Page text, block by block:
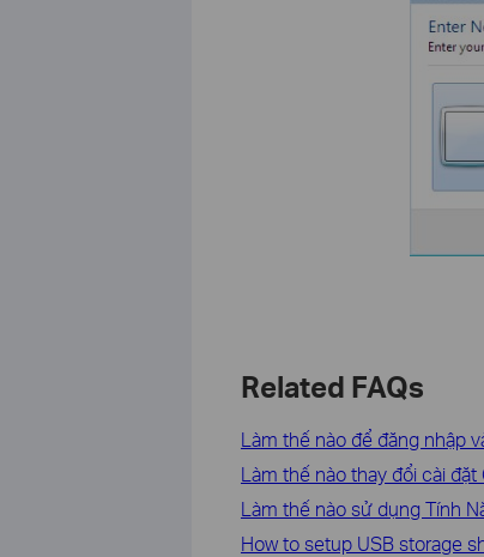
Related FAQs
Làm thế nào để đăng nhập
Làm thế nào thay đổi cài
Làm thế nào sử dụng Tính
How to setup USB storage